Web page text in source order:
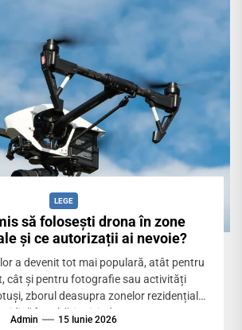
LEGE
să folosești drona în zone
și ce autorizații ai nevoie?
a devenit tot mai populară, atât pentru
cât și pentru fotografie sau activități
zborul deasupra zonelor rezidențiale
ridică întrebări privind...
Admin 15 Iunie 2026